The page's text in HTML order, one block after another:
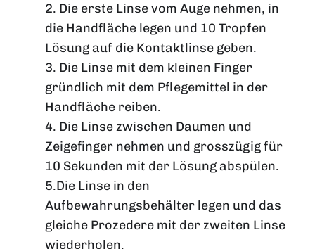
2. Die erste Linse vom Auge nehmen, in
die Handfläche legen und 10 Tropfen
Lösung auf die Kontaktlinse geben.
3. Die Linse mit dem kleinen Finger
gründlich mit dem Pflegemittel in der
Handfläche reiben.
4. Die Linse zwischen Daumen und
Zeigefinger nehmen und grosszügig für
10 Sekunden mit der Lösung abspülen.
5.Die Linse in den
Aufbewahrungsbehälter legen und das
gleiche Prozedere mit der zweiten Linse
wiederholen.